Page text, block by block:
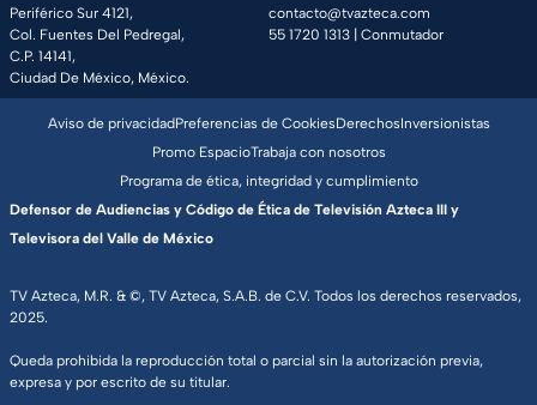
Periférico Sur 4121,
Col. Fuentes Del Pedregal,
C.P. 14141,
Ciudad De México, México.
contacto@tvazteca.com
55 1720 1313 | Conmutador
TV Azteca, M.R. & ©, TV Azteca, S.A.B. de C.V. Todos los derechos reservados,
2025.
Queda prohibida la reproducción total o parcial sin la autorización previa,
expresa y por escrito de su titular.
Aviso de privacidadPreferencias de CookiesDerechosInversionistas
Promo EspacioTrabaja con nosotros
Programa de ética, integridad y cumplimiento
Defensor de Audiencias y Código de Ética de Televisión Azteca III y
Televisora del Valle de México